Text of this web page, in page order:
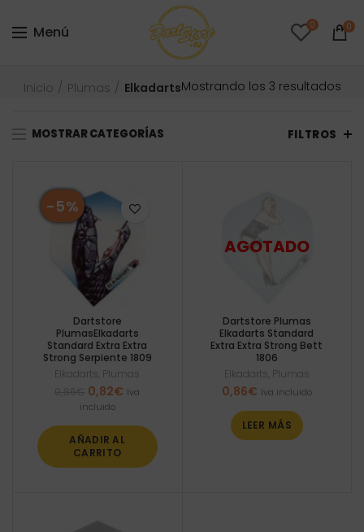
Menú 0 0
Inicio Plumas ElkadartsMostrando los 3 resultados
MOSTRAR CATEGORÍAS FILTROS
-5%
Dartstore
PlumasElkadarts
Standard Extra Extra
Strong Serpiente 1809
Elkadarts Plumas
El
precio
era:
0,86€.
0,82€ El
0,82€.
Iva
incluido
AÑADIR AL
CARRITO
Dartstore Plumas
Elkadarts Standard
Extra Extra Strong Bett
1806
Elkadarts Plumas
0,86€ Iva incluido
LEER MÁS